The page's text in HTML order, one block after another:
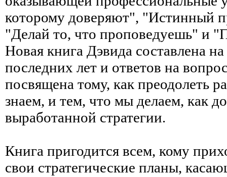
которому доверяют", "Истинный
"Делай то, что проповедуешь" и
Новая книга Дэвида составлена на
последних лет и ответов на
посвящена тому, как преодолеть
знаем, и тем, что мы делаем, как
выработанной стратегии.
Книга пригодится всем, кому
свои стратегические планы,